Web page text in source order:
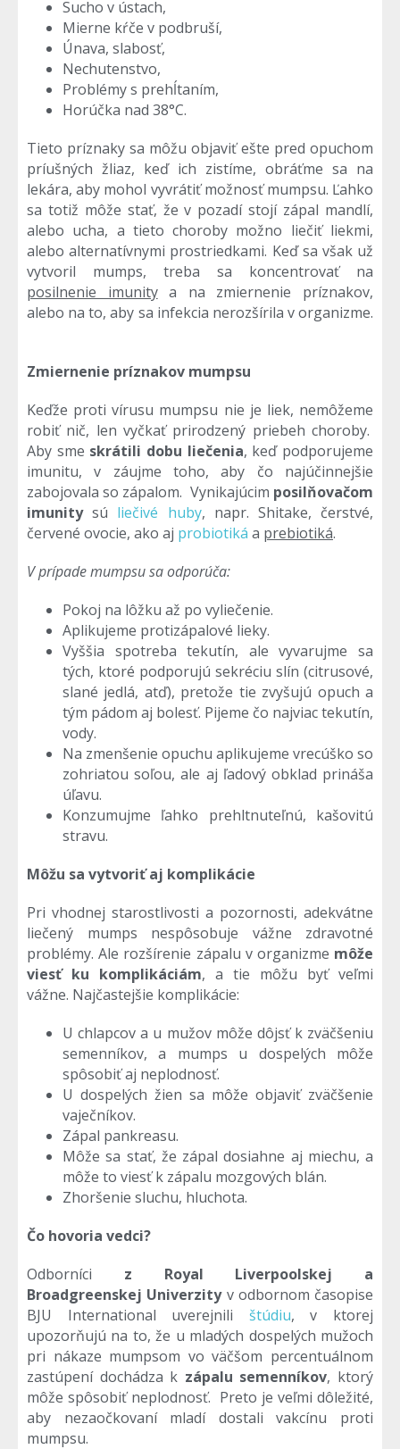
Sucho v ústach,
Mierne kŕče v podbruší,
Únava, slabosť,
Nechutenstvo,
Problémy s prehĺtaním,
Horúčka nad 38°C.
Tieto príznaky sa môžu objaviť ešte pred opuchom
príušných žliaz, keď ich zistíme, obráťme sa na
lekára, aby mohol vyvrátiť možnosť mumpsu. Ľahko
sa totiž môže stať, že v pozadí stojí zápal mandlí,
alebo ucha, a tieto choroby možno liečiť liekmi,
alebo alternatívnymi prostriedkami. Keď sa však už
vytvoril mumps, treba sa koncentrovať na
posilnenie imunitya na zmiernenie príznakov,
alebo na to, aby sa infekcia nerozšírila v organizme.
Zmiernenie príznakov mumpsu
Keďže proti vírusu mumpsu nie je liek, nemôžeme
robiť nič, len vyčkať prirodzený priebeh choroby.
Aby sme skrátili dobu liečenia, keď podporujeme
imunitu, v záujme toho, aby čo najúčinnejšie
zabojovala so zápalom. Vynikajúcim posilňovačom
imunitysú liečivé huby, napr. Shitake, čerstvé,
červené ovocie, ako aj probiotiká a prebiotiká.
V prípade mumpsu sa odporúča:
Pokoj na lôžku až po vyliečenie.
Aplikujeme protizápalové lieky.
Vyššia spotreba tekutín, ale vyvarujme sa
tých, ktoré podporujú sekréciu slín (citrusové,
slané jedlá, atď), pretože tie zvyšujú opuch a
tým pádom aj bolesť. Pijeme čo najviac tekutín,
vody.
Na zmenšenie opuchu aplikujeme vrecúško so
zohriatou soľou, ale aj ľadový obklad prináša
úľavu.
Konzumujme ľahko prehltnuteľnú, kašovitú
stravu.
Môžu sa vytvoriť aj komplikácie
Pri vhodnej starostlivosti a pozornosti, adekvátne
liečený mumps nespôsobuje vážne zdravotné
problémy. Ale rozšírenie zápalu v organizme môže
viesť ku komplikáciám, a tie môžu byť veľmi
vážne. Najčastejšie komplikácie:
U chlapcov a u mužov môže dôjsť k zväčšeniu
semenníkov, a mumps u dospelých môže
spôsobiť aj neplodnosť.
U dospelých žien sa môže objaviť zväčšenie
vaječníkov.
Zápal pankreasu.
Môže sa stať, že zápal dosiahne aj miechu, a
môže to viesť k zápalu mozgových blán.
Zhoršenie sluchu, hluchota.
Čo hovoria vedci?
Odborníci z Royal Liverpoolskej a
Broadgreenskej Univerzityv odbornom časopise
BJU International uverejnili štúdiu, v ktorej
upozorňujú na to, že u mladých dospelých mužoch
pri nákaze mumpsom vo väčšom percentuálnom
zastúpení dochádza k zápalu semenníkov, ktorý
môže spôsobiť neplodnosť. Preto je veľmi dôležité,
aby nezaočkovaní mladí dostali vakcínu proti
mumpsu.